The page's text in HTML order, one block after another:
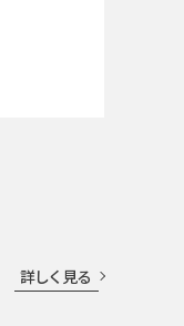
詳しく見る